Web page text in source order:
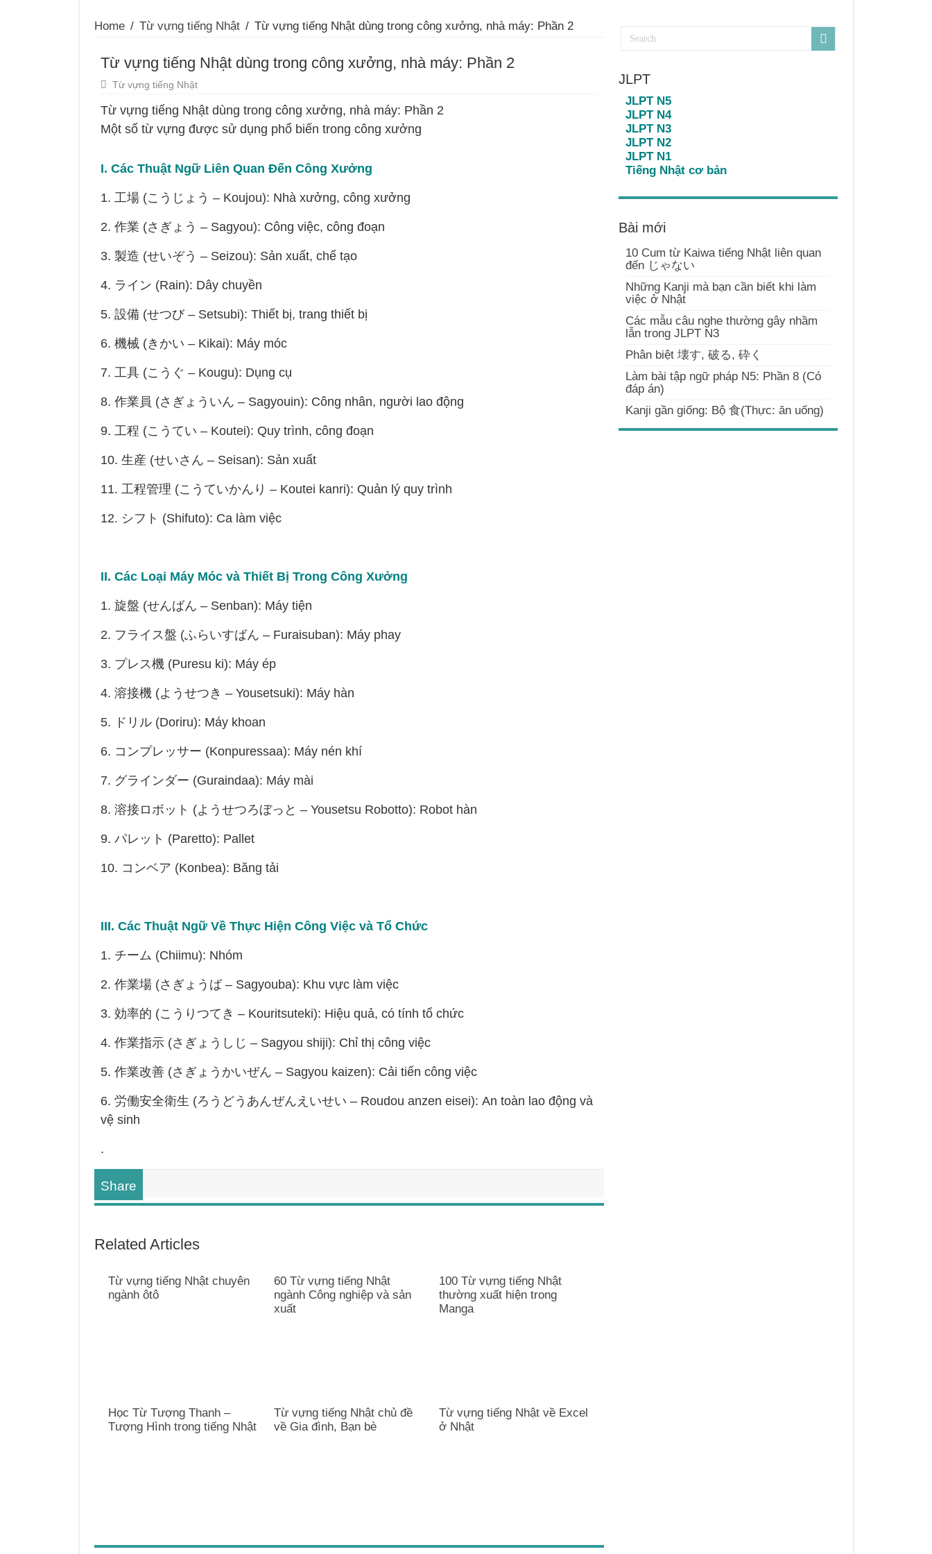
Home / Từ vựng tiếng Nhật / Từ vựng tiếng Nhật dùng trong công xưởng, nhà máy: Phần 2
Từ vựng tiếng Nhật dùng trong công xưởng, nhà máy: Phần 2
Từ vựng tiếng Nhật
Từ vựng tiếng Nhật dùng trong công xưởng, nhà máy: Phần 2
Một số từ vựng được sử dụng phổ biến trong công xưởng
I. Các Thuật Ngữ Liên Quan Đến Công Xưởng
1. 工場 (こうじょう – Koujou): Nhà xưởng, công xưởng
2. 作業 (さぎょう – Sagyou): Công việc, công đoạn
3. 製造 (せいぞう – Seizou): Sản xuất, chế tạo
4. ライン (Rain): Dây chuyền
5. 設備 (せつび – Setsubi): Thiết bị, trang thiết bị
6. 機械 (きかい – Kikai): Máy móc
7. 工具 (こうぐ – Kougu): Dụng cụ
8. 作業員 (さぎょういん – Sagyouin): Công nhân, người lao động
9. 工程 (こうてい – Koutei): Quy trình, công đoạn
10. 生産 (せいさん – Seisan): Sản xuất
11. 工程管理 (こうていかんり – Koutei kanri): Quản lý quy trình
12. シフト (Shifuto): Ca làm việc
II. Các Loại Máy Móc và Thiết Bị Trong Công Xưởng
1. 旋盤 (せんばん – Senban): Máy tiện
2. フライス盤 (ふらいすばん – Furaisuban): Máy phay
3. プレス機 (Puresu ki): Máy ép
4. 溶接機 (ようせつき – Yousetsuki): Máy hàn
5. ドリル (Doriru): Máy khoan
6. コンプレッサー (Konpuressaa): Máy nén khí
7. グラインダー (Guraindaa): Máy mài
8. 溶接ロボット (ようせつろぼっと – Yousetsu Robotto): Robot hàn
9. パレット (Paretto): Pallet
10. コンベア (Konbea): Băng tải
III. Các Thuật Ngữ Về Thực Hiện Công Việc và Tổ Chức
1. チーム (Chiimu): Nhóm
2. 作業場 (さぎょうば – Sagyouba): Khu vực làm việc
3. 効率的 (こうりつてき – Kouritsuteki): Hiệu quả, có tính tổ chức
4. 作業指示 (さぎょうしじ – Sagyou shiji): Chỉ thị công việc
5. 作業改善 (さぎょうかいぜん – Sagyou kaizen): Cải tiến công việc
6. 労働安全衛生 (ろうどうあんぜんえいせい – Roudou anzen eisei): An toàn lao động và
vệ sinh
.
Share
Related Articles
Từ vựng tiếng Nhật chuyên
ngành ôtô
60 Từ vựng tiếng Nhật
ngành Công nghiệp và sản
xuất
100 Từ vựng tiếng Nhật
thường xuất hiện trong
Manga
Học Từ Tượng Thanh –
Tượng Hình trong tiếng Nhật
Từ vựng tiếng Nhật chủ đề
về Gia đình, Bạn bè
Từ vựng tiếng Nhật về Excel
ở Nhật
JLPT
JLPT N5
JLPT N4
JLPT N3
JLPT N2
JLPT N1
Tiếng Nhật cơ bản
Bài mới
10 Cum từ Kaiwa tiếng Nhật liên quan
đến じゃない
Những Kanji mà bạn cần biết khi làm
việc ở Nhật
Các mẫu câu nghe thường gây nhầm
lẫn trong JLPT N3
Phân biệt 壊す, 破る, 砕く
Làm bài tập ngữ pháp N5: Phần 8 (Có
đáp án)
Kanji gần giống: Bộ 食(Thực: ăn uống)